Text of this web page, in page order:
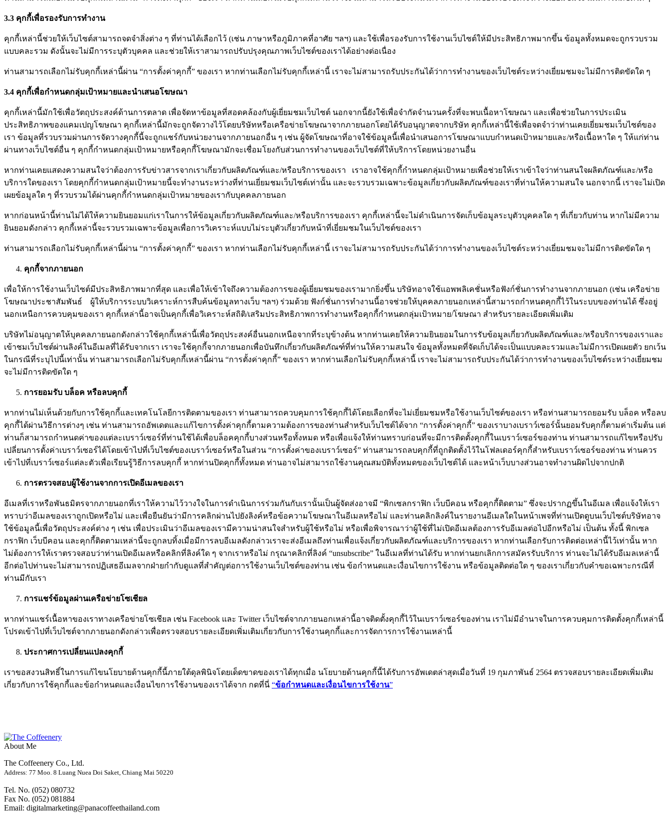
3.3 คุกกี้เพื่อรองรับการทำงาน
คุกกี้เหล่านี้ช่วยให้เว็บไซต์สามารถจดจำสิ่งต่าง ๆ ที่ท่านได้เลือกไว้ (เช่น ภาษาหรือภูมิภาคที่อาศัย ฯลฯ) และใช้เพื่อรองรับการใช้งานเว็บไซต์ให้มีประสิทธิภาพมากขึ้น ข้อมูลทั้งหมดจะถูกรวบรวม
แบบคละรวม ดังนั้นจะไม่มีการระบุตัวบุคคล และช่วยให้เราสามารถปรับปรุงคุณภาพเว็บไซต์ของเราได้อย่างต่อเนื่อง
ท่านสามารถเลือกไม่รับคุกกี้เหล่านี้ผ่าน “การตั้งค่าคุกกี้” ของเรา หากท่านเลือกไม่รับคุกกี้เหล่านี้ เราจะไม่สามารถรับประกันได้ว่าการทำงานของเว็บไซต์ระหว่างเยี่ยมชมจะไม่มีการติดขัดใด ๆ
3.4 คุกกี้เพื่อกำหนดกลุ่มเป้าหมายและนำเสนอโฆษณา
คุกกี้เหล่านี้มักใช้เพื่อวัตถุประสงค์ด้านการตลาด เพื่อจัดหาข้อมูลที่สอดคล้องกับผู้เยี่ยมชมเว็บไซต์ นอกจากนี้ยังใช้เพื่อจำกัดจำนวนครั้งที่จะพบเนื้อหาโฆษณา และเพื่อช่วยในการประเมิน
ประสิทธิภาพของแคมเปญโฆษณา คุกกี้เหล่านี้มักจะถูกจัดวางไว้โดยบริษัทหรือเครือข่ายโฆษณาจากภายนอกโดยได้รับอนุญาตจากบริษัท คุกกี้เหล่านี้ใช้เพื่อจดจำว่าท่านเคยเยี่ยมชมเว็บไซต์ของ
เรา ข้อมูลที่รวบรวมผ่านการจัดวางคุกกี้นี้จะถูกแชร์กับหน่วยงานจากภายนอกอื่น ๆ เช่น ผู้จัดโฆษณาที่อาจใช้ข้อมูลนี้เพื่อนำเสนอการโฆษณาแบบกำหนดเป้าหมายและ/หรือเนื้อหาใด ๆ ให้แก่ท่าน
ผ่านทางเว็บไซต์อื่น ๆ คุกกี้กำหนดกลุ่มเป้าหมายหรือคุกกี้โฆษณามักจะเชื่อมโยงกับส่วนการทำงานของเว็บไซต์ที่ให้บริการโดยหน่วยงานอื่น
หากท่านเคยแสดงความสนใจว่าต้องการรับข่าวสารจากเราเกี่ยวกับผลิตภัณฑ์และ/หรือบริการของเรา เราอาจใช้คุกกี้กำหนดกลุ่มเป้าหมายเพื่อช่วยให้เราเข้าใจว่าท่านสนใจผลิตภัณฑ์และ/หรือ
บริการใดของเรา โดยคุกกี้กำหนดกลุ่มเป้าหมายนี้จะทำงานระหว่างที่ท่านเยี่ยมชมเว็บไซต์เท่านั้น และจะรวบรวมเฉพาะข้อมูลเกี่ยวกับผลิตภัณฑ์ของเราที่ท่านให้ความสนใจ นอกจากนี้ เราจะไม่เปิด
เผยข้อมูลใด ๆ ที่รวบรวมได้ผ่านคุกกี้กำหนดกลุ่มเป้าหมายของเรากับบุคคลภายนอก
หากก่อนหน้านี้ท่านไม่ได้ให้ความยินยอมแก่เราในการให้ข้อมูลเกี่ยวกับผลิตภัณฑ์และ/หรือบริการของเรา คุกกี้เหล่านี้จะไม่ดำเนินการจัดเก็บข้อมูลระบุตัวบุคคลใด ๆ ที่เกี่ยวกับท่าน หากไม่มีความ
ยินยอมดังกล่าว คุกกี้เหล่านี้จะรวบรวมเฉพาะข้อมูลเพื่อการวิเคราะห์แบบไม่ระบุตัวเกี่ยวกับหน้าที่เยี่ยมชมในเว็บไซต์ของเรา
ท่านสามารถเลือกไม่รับคุกกี้เหล่านี้ผ่าน “การตั้งค่าคุกกี้” ของเรา หากท่านเลือกไม่รับคุกกี้เหล่านี้ เราจะไม่สามารถรับประกันได้ว่าการทำงานของเว็บไซต์ระหว่างเยี่ยมชมจะไม่มีการติดขัดใด ๆ
คุกกี้จากภายนอก
เพื่อให้การใช้งานเว็บไซต์มีประสิทธิภาพมากที่สุด และเพื่อให้เข้าใจถึงความต้องการของผู้เยี่ยมชมของเรามากยิ่งขึ้น บริษัทอาจใช้แอพพลิเคชั่นหรือฟังก์ชั่นการทำงานจากภายนอก (เช่น เครือข่าย
โฆษณาประชาสัมพันธ์ ผู้ให้บริการระบบวิเคราะห์การสืบค้นข้อมูลทางเว็บ ฯลฯ) ร่วมด้วย ฟังก์ชั่นการทำงานนี้อาจช่วยให้บุคคลภายนอกเหล่านี้สามารถกำหนดคุกกี้ไว้ในระบบของท่านได้ ซึ่งอยู่
นอกเหนือการควบคุมของเรา คุกกี้เหล่านี้อาจเป็นคุกกี้เพื่อวิเคราะห์สถิติ/เสริมประสิทธิภาพการทำงานหรือคุกกี้กำหนดกลุ่มเป้าหมาย/โฆษณา สำหรับรายละเอียดเพิ่มเติม
บริษัทไม่อนุญาตให้บุคคลภายนอกดังกล่าวใช้คุกกี้เหล่านี้เพื่อวัตถุประสงค์อื่นนอกเหนือจากที่ระบุข้างต้น หากท่านเคยให้ความยินยอมในการรับข้อมูลเกี่ยวกับผลิตภัณฑ์และ/หรือบริการของเราและ
เข้าชมเว็บไซต์ผ่านลิงค์ในอีเมลที่ได้รับจากเรา เราจะใช้คุกกี้จากภายนอกเพื่อบันทึกเกี่ยวกับผลิตภัณฑ์ที่ท่านให้ความสนใจ ข้อมูลทั้งหมดที่จัดเก็บได้จะเป็นแบบคละรวมและไม่มีการเปิดเผยตัว ยกเว้น
ในกรณีที่ระบุไปนี้เท่านั้น ท่านสามารถเลือกไม่รับคุกกี้เหล่านี้ผ่าน “การตั้งค่าคุกกี้” ของเรา หากท่านเลือกไม่รับคุกกี้เหล่านี้ เราจะไม่สามารถรับประกันได้ว่าการทำงานของเว็บไซต์ระหว่างเยี่ยมชม
จะไม่มีการติดขัดใด ๆ
การยอมรับ บล็อค หรือลบคุกกี้
หากท่านไม่เห็นด้วยกับการใช้คุกกี้และเทคโนโลยีการติดตามของเรา ท่านสามารถควบคุมการใช้คุกกี้ได้โดยเลือกที่จะไม่เยี่ยมชมหรือใช้งานเว็บไซต์ของเรา หรือท่านสามารถยอมรับ บล็อค หรือลบ
คุกกี้ได้ผ่านวิธีการต่างๆ เช่น ท่านสามารถอัพเดตและแก้ไขการตั้งค่าคุกกี้ตามความต้องการของท่านสำหรับเว็บไซต์ได้จาก “การตั้งค่าคุกกี้” ของเราบางเบราว์เซอร์นั้นยอมรับคุกกี้ตามค่าเริ่มต้น แต่
ท่านก็สามารถกำหนดค่าของแต่ละเบราว์เซอร์ที่ท่านใช้ได้เพื่อบล็อคคุกกี้บางส่วนหรือทั้งหมด หรือเพื่อแจ้งให้ท่านทราบก่อนที่จะมีการติดตั้งคุกกี้ในเบราว์เซอร์ของท่าน ท่านสามารถแก้ไขหรือปรับ
เปลี่ยนการตั้งค่าเบราว์เซอร์ได้โดยเข้าไปที่เว็บไซต์ของเบราว์เซอร์หรือในส่วน “การตั้งค่าของเบราว์เซอร์” ท่านสามารถลบคุกกี้ที่ถูกติดตั้งไว้ในโฟลเดอร์คุกกี้สำหรับเบราว์เซอร์ของท่าน ท่านควร
เข้าไปที่เบราว์เซอร์แต่ละตัวเพื่อเรียนรู้วิธีการลบคุกกี้ หากท่านปิดคุกกี้ทั้งหมด ท่านอาจไม่สามารถใช้งานคุณสมบัติทั้งหมดของเว็บไซต์ได้ และหน้าเว็บบางส่วนอาจทำงานผิดไปจากปกติ
การตรวจสอบผู้ใช้งานจากการเปิดอีเมลของเรา
อีเมลที่เราหรือพันธมิตรจากภายนอกที่เราให้ความไว้วางใจในการดำเนินการร่วมกันกับเรานั้นเป็นผู้จัดส่งอาจมี “พิกเซลกราฟิก เว็บบีคอน หรือคุกกี้ติดตาม” ซึ่งจะปรากฏขึ้นในอีเมล เพื่อแจ้งให้เรา
ทราบว่าอีเมลของเราถูกเปิดหรือไม่ และเพื่อยืนยันว่ามีการคลิกผ่านไปยังลิงค์หรือข้อความโฆษณาในอีเมลหรือไม่ และท่านคลิกลิงค์ในรายงานอีเมลใดในหน้าเพจที่ท่านเปิดดูบนเว็บไซต์บริษัทอาจ
ใช้ข้อมูลนี้เพื่อวัตถุประสงค์ต่าง ๆ เช่น เพื่อประเมินว่าอีเมลของเรามีความน่าสนใจสำหรับผู้ใช้หรือไม่ หรือเพื่อพิจารณาว่าผู้ใช้ที่ไม่เปิดอีเมลต้องการรับอีเมลต่อไปอีกหรือไม่ เป็นต้น ทั้งนี้ พิกเซล
กราฟิก เว็บบีคอน และคุกกี้ติดตามเหล่านี้จะถูกลบทิ้งเมื่อมีการลบอีเมลดังกล่าวเราจะส่งอีเมลถึงท่านเพื่อแจ้งเกี่ยวกับผลิตภัณฑ์และบริการของเรา หากท่านเลือกรับการติดต่อเหล่านี้ไว้เท่านั้น หาก
ไม่ต้องการให้เราตรวจสอบว่าท่านเปิดอีเมลหรือคลิกที่ลิงค์ใด ๆ จากเราหรือไม่ กรุณาคลิกที่ลิงค์ “unsubscribe” ในอีเมลที่ท่านได้รับ หากท่านยกเลิกการสมัครรับบริการ ท่านจะไม่ได้รับอีเมลเหล่านี้
อีกต่อไปท่านจะไม่สามารถปฏิเสธอีเมลจากฝ่ายกำกับดูแลที่สำคัญต่อการใช้งานเว็บไซต์ของท่าน เช่น ข้อกำหนดและเงื่อนไขการใช้งาน หรือข้อมูลติดต่อใด ๆ ของเราเกี่ยวกับคำขอเฉพาะกรณีที่
ท่านมีกับเรา
การแชร์ข้อมูลผ่านเครือข่ายโซเชียล
หากท่านแชร์เนื้อหาของเราทางเครือข่ายโซเชียล เช่น Facebook และ Twitter เว็บไซต์จากภายนอกเหล่านี้อาจติดตั้งคุกกี้ไว้ในเบราว์เซอร์ของท่าน เราไม่มีอำนาจในการควบคุมการติดตั้งคุกกี้เหล่านี้
โปรดเข้าไปที่เว็บไซต์จากภายนอกดังกล่าวเพื่อตรวจสอบรายละเอียดเพิ่มเติมเกี่ยวกับการใช้งานคุกกี้และการจัดการการใช้งานเหล่านี้
ประกาศการเปลี่ยนแปลงคุกกี้
เราขอสงวนสิทธิ์ในการแก้ไขนโยบายด้านคุกกี้นี้ภายใต้ดุลพินิจโดยเด็ดขาดของเราได้ทุกเมื่อ นโยบายด้านคุกกี้นี้ได้รับการอัพเดตล่าสุดเมื่อวันที่ 19 กุมภาพันธ์ 2564 ตรวจสอบรายละเอียดเพิ่มเติม
เกี่ยวกับการใช้คุกกี้และข้อกำหนดและเงื่อนไขการใช้งานของเราได้จาก กดที่นี่ “ข้อกำหนดและเงื่อนไขการใช้งาน”
About Me
The Coffeenery Co., Ltd.
Address: 77 Moo. 8 Luang Nuea Doi Saket, Chiang Mai 50220
Tel. No. (052) 080732
Fax No. (052) 081884
Email: digitalmarketing@panacoffeethailand.com